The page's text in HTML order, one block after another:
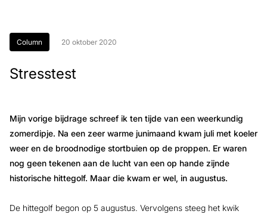
Column 20 oktober 2020
Stresstest
Mijn vorige bijdrage schreef ik ten tijde van een weerkundig
zomerdipje. Na een zeer warme junimaand kwam juli met koeler
weer en de broodnodige stortbuien op de proppen. Er waren
nog geen tekenen aan de lucht van een op hande zijnde
historische hittegolf. Maar die kwam er wel, in augustus.
De hittegolf begon op 5 augustus. Vervolgens steeg het kwik